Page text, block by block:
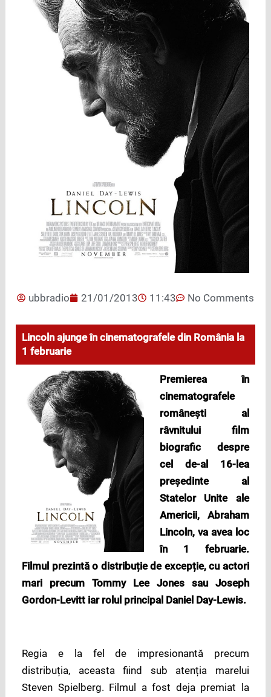
ubbradio 21/01/2013 11:43 No Comments
Lincoln ajunge în cinematografele din România la
1 februarie
Premierea în
cinematografele
românești al
râvnitului film
biografic despre
cel de-al 16-lea
președinte al
Statelor Unite ale
Americii, Abraham
Lincoln, va avea loc
în 1 februarie.
Filmul prezintă o distribuție de excepție, cu actori
mari precum Tommy Lee Jones sau Joseph
Gordon-Levitt iar rolul principal Daniel Day-Lewis.
Regia e la fel de impresionantă precum
distribuția, aceasta fiind sub atenția marelui
Steven Spielberg. Filmul a fost deja premiat la